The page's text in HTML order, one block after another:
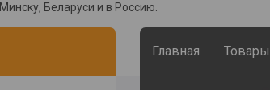
Минску, Беларуси и в Россию.
Главная Товары